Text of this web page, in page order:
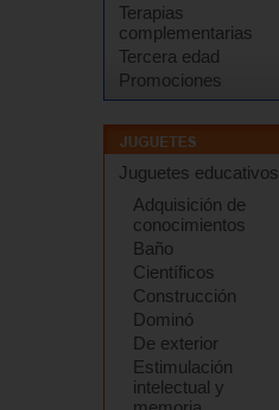
Terapias
complementarias
Tercera edad
Promociones
Juguetes educativos
Adquisición de
conocimientos
Baño
Científicos
Construcción
Dominó
De exterior
Estimulación
intelectual y